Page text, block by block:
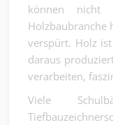
können nicht
Holzbaubranche
verspürt. Holz
daraus
verarbeiten,
Viele